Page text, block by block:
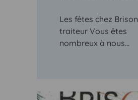
Les fêtes chez Brison
traiteur Vous êtes
nombreux à nous…